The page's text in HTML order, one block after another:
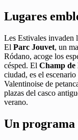
Lugares
Les Estivales invaden
El Parc Jouvet, un
Ródano, acoge los
césped. El Champ de
ciudad, es el
Valentinoise de
plazas del casco
verano.
Un